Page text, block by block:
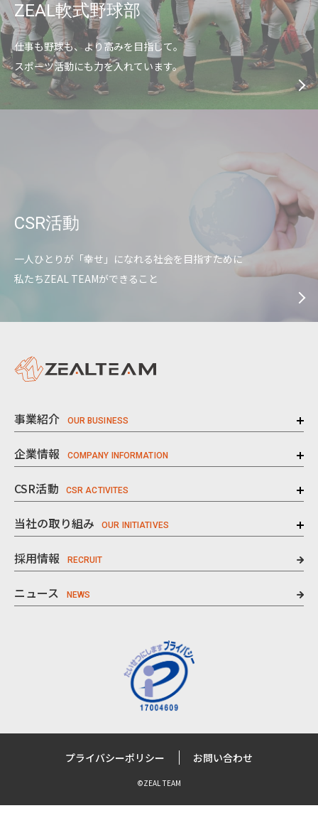
ZEAL軟式野球部
仕事も野球も、より高みを目指して。
スポーツ活動にも力を入れています。
CSR活動
一人ひとりが「幸せ」になれる社会を目指すために
私たちZEAL TEAMができること
事業紹介
企業情報
CSR活動
当社の取り組み
採用情報
ニュース
プライバシーポリシー お問い合わせ
©ZEAL TEAM